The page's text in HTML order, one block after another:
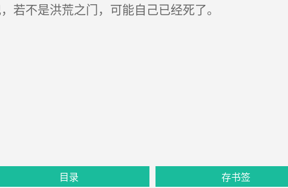
不是洪荒之门，可能自己已经死了。
目录 存书签